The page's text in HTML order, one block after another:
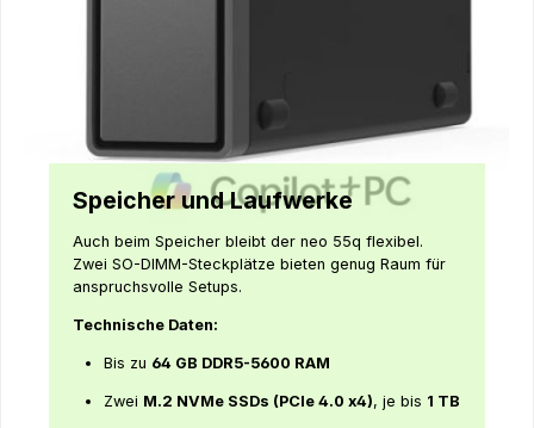
Speicher und Laufwerke
Auch beim Speicher bleibt der neo 55q flexibel.
Zwei SO-DIMM-Steckplätze bieten genug Raum für
anspruchsvolle Setups.
Technische Daten:
Bis zu 64 GB DDR5-5600 RAM
Zwei M.2 NVMe SSDs (PCIe 4.0 x4), je bis 1 TB